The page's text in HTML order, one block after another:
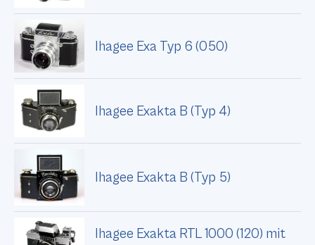
Ihagee Exa Typ 6 (050)
Ihagee Exakta B (Typ 4)
Ihagee Exakta B (Typ 5)
Ihagee Exakta RTL 1000 (120) mit